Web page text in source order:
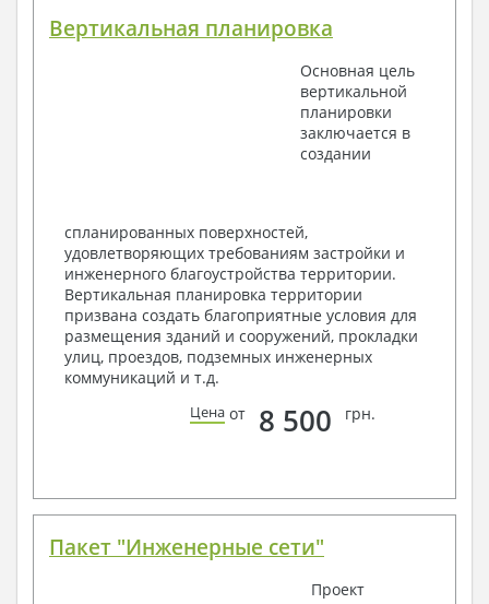
Поэтажные маркировочные планы с
Разрезы и состав конструкций
Фасады с ведомостью внешних отделок
Элементы проемов – спецификация
Ведомость перемычек – сечения и
Архитектурные узлы в конструкциях
2. Конструктивный раздел:
Общие данные по проекту
Схемы расположения и расчеты фундаментов
Элементы каркаса – схемы расположения
Схема расположения перекрытий
Опоры перекрытия на стены или Узлы
Элементы кровли – схемы расположения
3. Инженерный раздел (приобретается по желанию
за дополнительную плату):
Вертикальная планировка
Основная цель
вертикальной
планировки
заключается в
создании
спланированных поверхностей,
удовлетворяющих требованиям застройки и
инженерного благоустройства территории.
Вертикальная планировка территории
призвана создать благоприятные условия для
размещения зданий и сооружений, прокладки
улиц, проездов, подземных инженерных
коммуникаций и т.д.
Цена от 8 500 грн.
Пакет "Инженерные сети"
Проект